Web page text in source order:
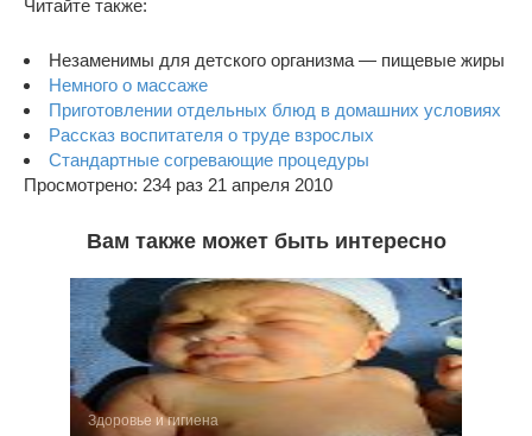
Читайте также:
Незаменимы для детского организма — пищевые жиры
Немного о массаже
Приготовлении отдельных блюд в домашних условиях
Рассказ воспитателя о труде взрослых
Стандартные согревающие процедуры
Просмотрено: 234 раз 21 апреля 2010
Вам также может быть интересно
Здоровье и гигиена